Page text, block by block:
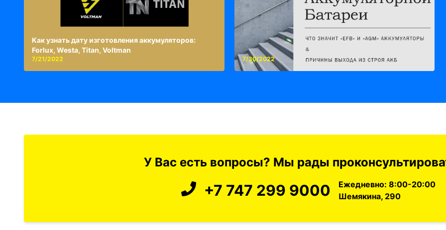
Как узнать дату изготовления аккумуляторов:
Forlux, Westa, Titan, Voltman
7/21/2022 7/30/2022
У Вас есть вопросы? Мы рады
+7 747 299 9000
Ежедневно: 8:00-20:00
Шемякина, 290